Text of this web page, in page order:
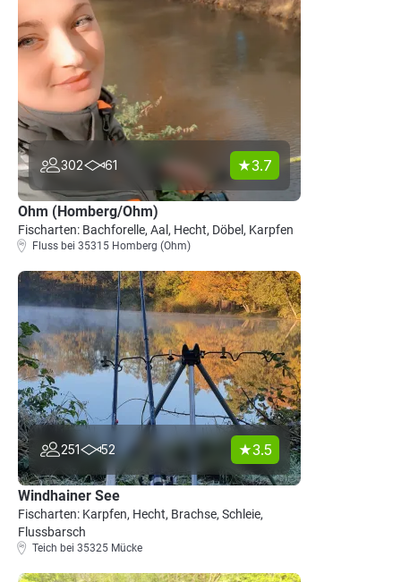
302 61 3.7
Ohm (Homberg/Ohm)
Fischarten: Bachforelle, Aal, Hecht, Döbel, Karpfen
Fluss bei 35315 Homberg (Ohm)
251 52 3.5
Windhainer See
Fischarten: Karpfen, Hecht, Brachse, Schleie,
Flussbarsch
Teich bei 35325 Mücke